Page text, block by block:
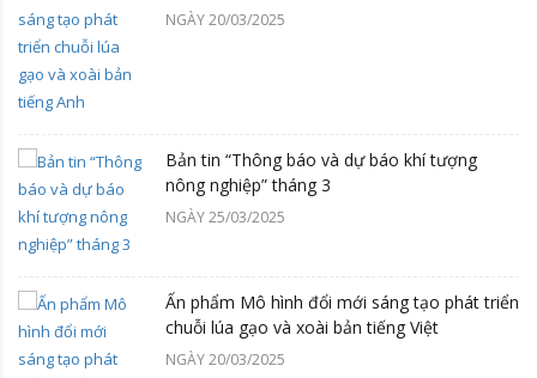
NGÀY 20/03/2025
Bản tin “Thông báo và dự báo khí tượng
nông nghiệp” tháng 3
NGÀY 25/03/2025
Ấn phẩm Mô hình đổi mới sáng tạo phát triển
chuỗi lúa gạo và xoài bản tiếng Việt
NGÀY 20/03/2025